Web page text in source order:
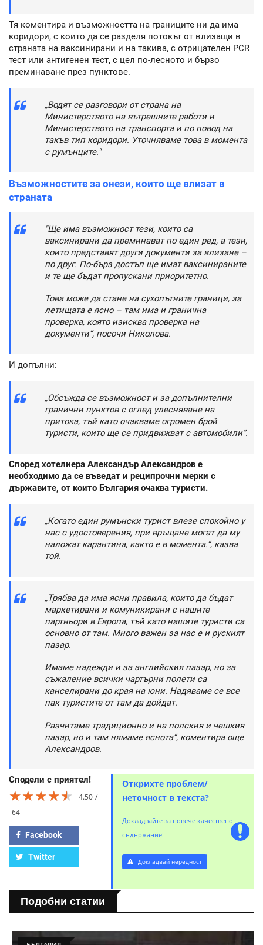
Тя коментира и възможността на границите ни да има
коридори, с които да се разделя потокът от влизащи в
страната на ваксинирани и на такива, с отрицателен PCR
тест или антигенен тест, с цел по-лесното и бързо
преминаване през пунктове.
„Водят се разговори от страна на
Министерството на вътрешните работи и
Министерството на транспорта и по повод на
такъв тип коридори. Уточняваме това в момента
с румънците."
Възможностите за онези, които ще влизат в
страната
"Ще има възможност тези, които са
ваксинирани да преминават по един ред, а тези,
които представят други документи за влизане –
по друг. По-бърз достъп ще имат ваксинираните
и те ще бъдат пропускани приоритетно.
Това може да стане на сухопътните граници, за
летищата е ясно – там има и гранична
проверка, която изисква проверка на
документи”, посочи Николова.
И допълни:
„Обсъжда се възможност и за допълнителни
гранични пунктов с оглед улесняване на
притока, тъй като очакваме огромен брой
туристи, които ще се придвижват с автомобили”.
Според хотелиера Александър Александров е
необходимо да се въведат и реципрочни мерки с
държавите, от които България очаква туристи.
„Когато един румънски турист влезе спокойно у
нас с удостоверения, при връщане могат да му
наложат карантина, както е в момента.”, казва
той.
„Трябва да има ясни правила, които да бъдат
маркетирани и комуникирани с нашите
партньори в Европа, тъй като нашите туристи са
основно от там. Много важен за нас е и руският
пазар.
Имаме надежди и за английския пазар, но за
съжаление всички чартърни полети са
канселирани до края на юни. Надяваме се все
пак туристите от там да дойдат.
Разчитаме традиционно и на полския и чешкия
пазар, но и там нямаме яснота”, коментира още
Александров.
Сподели с приятел!
★★★★★
★★★★★
★★★★★
4.50
64
Facebook
Twitter
Открихте проблем/
неточност в текста?
Докладвайте за повече качествено
съдържание!
Докладвай нередност
Подобни статии